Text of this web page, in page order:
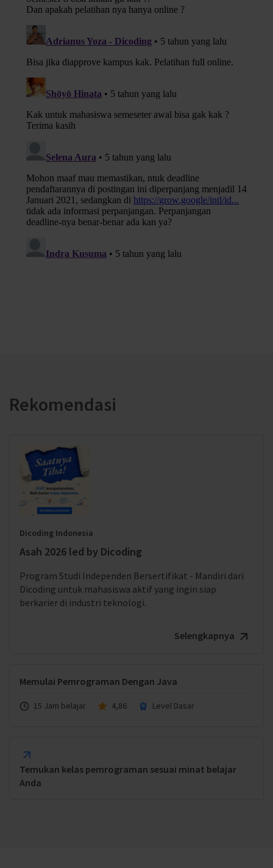
Rekomendasi
Dicoding Indonesia
Asah 2026 led by Dicoding
Program Studi Independen Bersertifikat - Mandiri dari
Dicoding untuk mahasiswa aktif yang ingin siap
berkarier di industri teknologi.
Selengkapnya
Memulai Pemrograman Dengan Java
15 Jam belajar 4,86 Level Dasar
Temukan kelas pemrograman sesuai minat belajar
Anda